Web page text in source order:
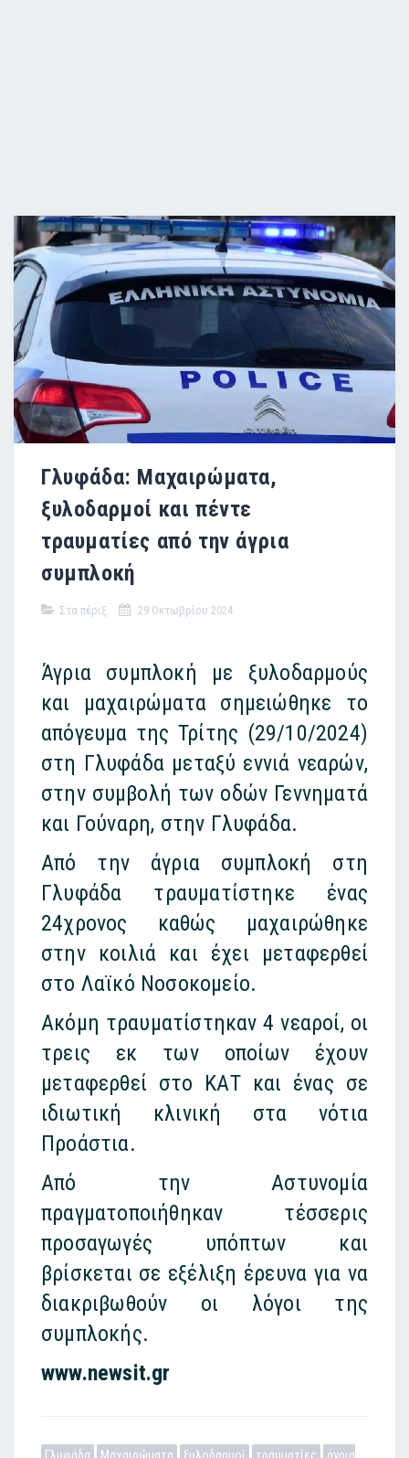
Γλυφάδα: Μαχαιρώματα,
ξυλοδαρμοί και πέντε
τραυματίες από την άγρια
συμπλοκή
Στα πέριξ 29 Οκτωβρίου 2024
Άγρια συμπλοκή με ξυλοδαρμούς
και μαχαιρώματα σημειώθηκε το
απόγευμα της Τρίτης (29/10/2024)
στη Γλυφάδα μεταξύ εννιά νεαρών,
στην συμβολή των οδών Γεννηματά
και Γούναρη, στην Γλυφάδα.
Από την άγρια συμπλοκή στη
Γλυφάδα τραυματίστηκε ένας
24χρονος καθώς μαχαιρώθηκε
στην κοιλιά και έχει μεταφερθεί
στο Λαϊκό Νοσοκομείο.
Ακόμη τραυματίστηκαν 4 νεαροί, οι
τρεις εκ των οποίων έχουν
μεταφερθεί στο ΚΑΤ και ένας σε
ιδιωτική κλινική στα νότια
Προάστια.
Από την Αστυνομία
πραγματοποιήθηκαν τέσσερις
προσαγωγές υπόπτων και
βρίσκεται σε εξέλιξη έρευνα για να
διακριβωθούν οι λόγοι της
συμπλοκής.
www.newsit.gr